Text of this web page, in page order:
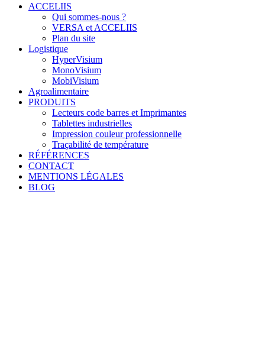
ACCELIIS
Qui sommes-nous ?
VERSA et ACCELIIS
Plan du site
Logistique
HyperVisium
MonoVisium
MobiVisium
Agroalimentaire
PRODUITS
Lecteurs code barres et Imprimantes
Tablettes industrielles
Impression couleur professionnelle
Traçabilité de température
RÉFÉRENCES
CONTACT
MENTIONS LÉGALES
BLOG